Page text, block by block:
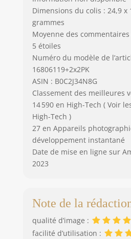
Dimensions du colis : 24,9 x
grammes
Moyenne des
5 étoiles
Numéro du modèle de
16806119+2x2PK
ASIN : B0C2J34N8G
Classement des meilleures
14 590 en High-Tech ( Voir
High-Tech )
27 en Appareils
développement instantané
Date de mise en ligne sur
2023
Note de la
qualité d’image :
facilité d’utilisation :